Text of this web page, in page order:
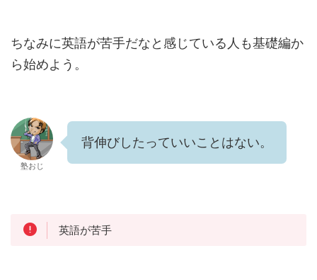
ちなみに英語が苦手だなと感じている人も基礎編か
ら始めよう。
塾おじ
背伸びしたっていいことはない。
英語が苦手